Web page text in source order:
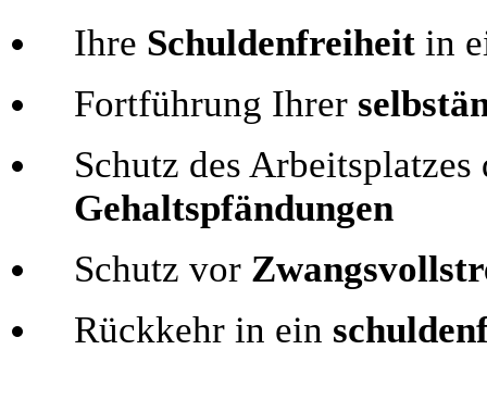
Ihre Schuldenfreiheit in
Fortführung Ihrer
Schutz des
Gehaltspfändungen
Schutz vor
Rückkehr in ein